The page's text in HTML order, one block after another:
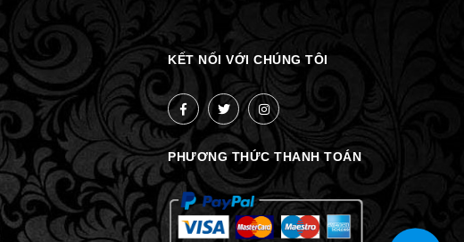
KẾT NỐI VỚI CHÚNG TÔI
PHƯƠNG THỨC THANH TOÁN